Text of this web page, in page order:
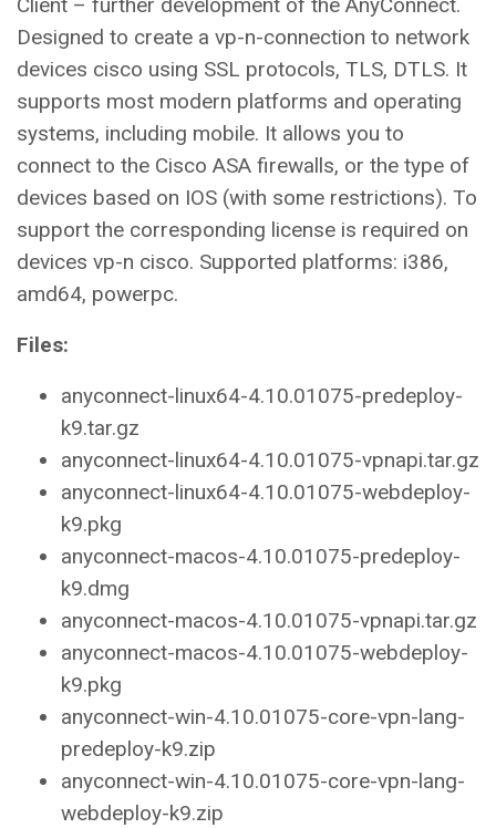
Client – further development of the AnyConnect.
Designed to create a vp-n-connection to network
devices cisco using SSL protocols, TLS, DTLS. It
supports most modern platforms and operating
systems, including mobile. It allows you to
connect to the Cisco ASA firewalls, or the type of
devices based on IOS (with some restrictions). To
support the corresponding license is required on
devices vp-n cisco. Supported platforms: i386,
amd64, powerpc.
Files:
anyconnect-linux64-4.10.01075-predeploy-
k9.tar.gz
anyconnect-linux64-4.10.01075-vpnapi.tar.gz
anyconnect-linux64-4.10.01075-webdeploy-
k9.pkg
anyconnect-macos-4.10.01075-predeploy-
k9.dmg
anyconnect-macos-4.10.01075-vpnapi.tar.gz
anyconnect-macos-4.10.01075-webdeploy-
k9.pkg
anyconnect-win-4.10.01075-core-vpn-lang-
predeploy-k9.zip
anyconnect-win-4.10.01075-core-vpn-lang-
webdeploy-k9.zip